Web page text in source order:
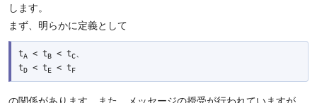
します。
まず、明らかに定義として
tA < tB < tC
tD < t E < t F